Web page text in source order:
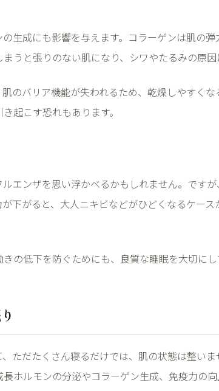
生成にも影響を与えます。コラーゲンは肌の弾
うと張りのない肌になり、シワやたるみの原因
のバリア機能が失われるため、乾燥しやすく
起こす恐れもあります。
エンザを思い浮かべるかもしれません。です
下がると、大人ニキビなどがひどくなるケース
の低下を防ぐためにも、良質な睡眠を大切にし
ただたくさん寝るだけでは、肌の状態は整い
ホルモンの分泌やコラーゲン生成、免疫力の向